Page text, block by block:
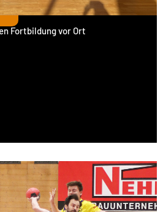
Fortbildung vor Ort